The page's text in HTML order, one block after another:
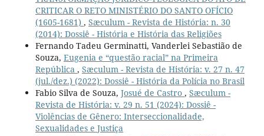
CRITICAR O RETO MINISTÉRIO DO SANTO OFÍCIO
(1605-1681) , Sæculum - Revista de História: n. 30
(2014): Dossiê - História e História das Religiões
Fernando Tadeu Germinatti, Vanderlei Sebastião de
Souza, Eugenia e “questão racial” na Primeira
República , Sæculum - Revista de História: v. 27 n. 47
(jul./dez.) (2022): Dossiê - História da Polícia no Brasil
Fabio Silva de Souza, Josué de Castro , Sæculum -
Revista de História: v. 29 n. 51 (2024): Dossiê -
Violências de Gênero: Interseccionalidade,
Sexualidades e Justiça